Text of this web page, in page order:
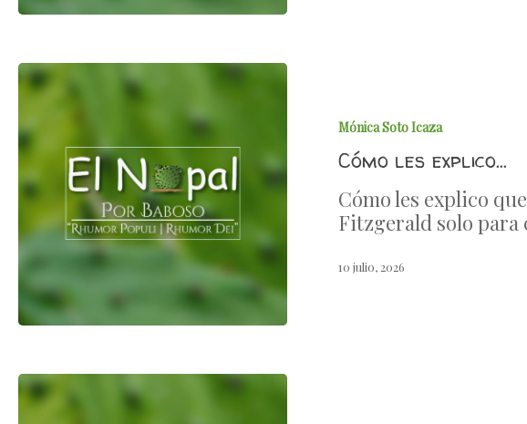
Mónica Soto Icaza
Cómo les explico…
Cómo les explico
Fitzgerald solo
10 julio, 2026